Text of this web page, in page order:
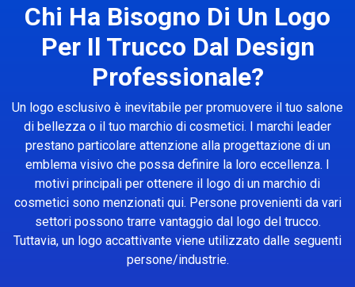
Chi Ha Bisogno Di Un Logo
Per Il Trucco Dal Design
Professionale?
Un logo esclusivo è inevitabile per promuovere il tuo salone
di bellezza o il tuo marchio di cosmetici. I marchi leader
prestano particolare attenzione alla progettazione di un
emblema visivo che possa definire la loro eccellenza. I
motivi principali per ottenere il logo di un marchio di
cosmetici sono menzionati qui. Persone provenienti da vari
settori possono trarre vantaggio dal logo del trucco.
Tuttavia, un logo accattivante viene utilizzato dalle seguenti
persone/industrie.